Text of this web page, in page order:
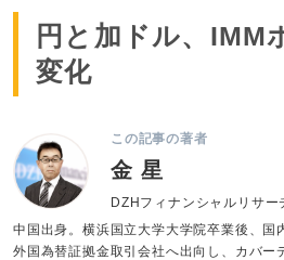
円と加ドル、IMM
変化
この記事の著者
金 星
DZHフィナンシャルリサ
中国出身。横浜国立大学大学院卒業後、国
外国為替証拠金取引会社へ出向し、カバー